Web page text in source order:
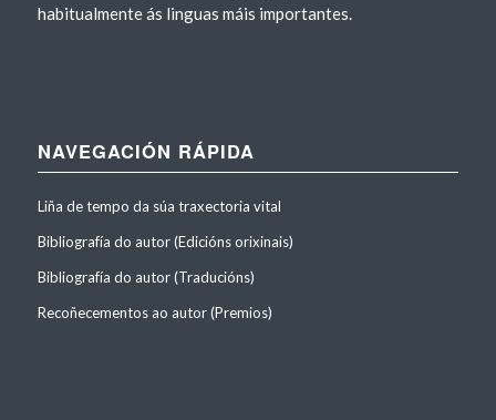
habitualmente ás linguas máis importantes.
NAVEGACIÓN RÁPIDA
Liña de tempo da súa traxectoria vital
Bibliografía do autor (Edicións orixinais)
Bibliografía do autor (Traducións)
Recoñecementos ao autor (Premios)